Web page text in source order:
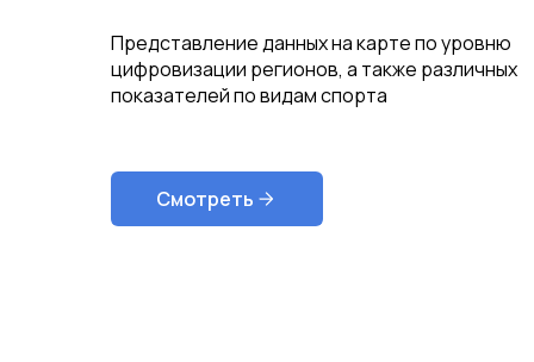
Представление данных на карте по уровню
цифровизации регионов, а также различных
показателей по видам спорта
Смотреть